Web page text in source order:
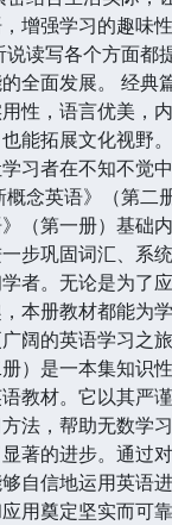
增强学习的趣味
读写各个方面都
全面发展。 经典
性，语言优美，
能拓展文化视野
习者在不知不觉
念英语》（第二
（第一册）基础
步巩固词汇、系
者。无论是为了
本册教材都能为
阔的英语学习之
）是一本集知识
教材。它以其严
法，帮助无数学
著的进步。通过
自信地运用英语
用奠定坚实而可靠